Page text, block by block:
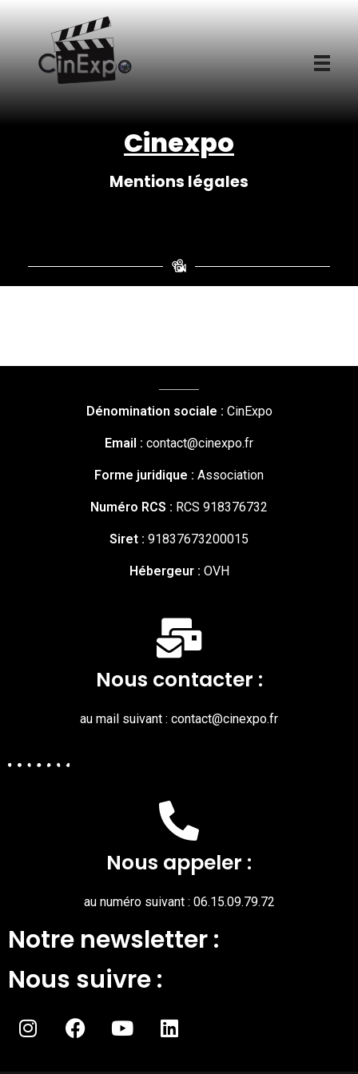
Cinexpo
Mentions légales
Dénomination sociale : CinExpo
Email : contact@cinexpo.fr
Forme juridique : Association
Numéro RCS : RCS 918376732
Siret : 91837673200015
Hébergeur : OVH
Nous contacter :
au mail suivant : contact@cinexpo.fr
Nous appeler :
au numéro suivant : 06.15.09.79.72
Notre newsletter :
Nous suivre :